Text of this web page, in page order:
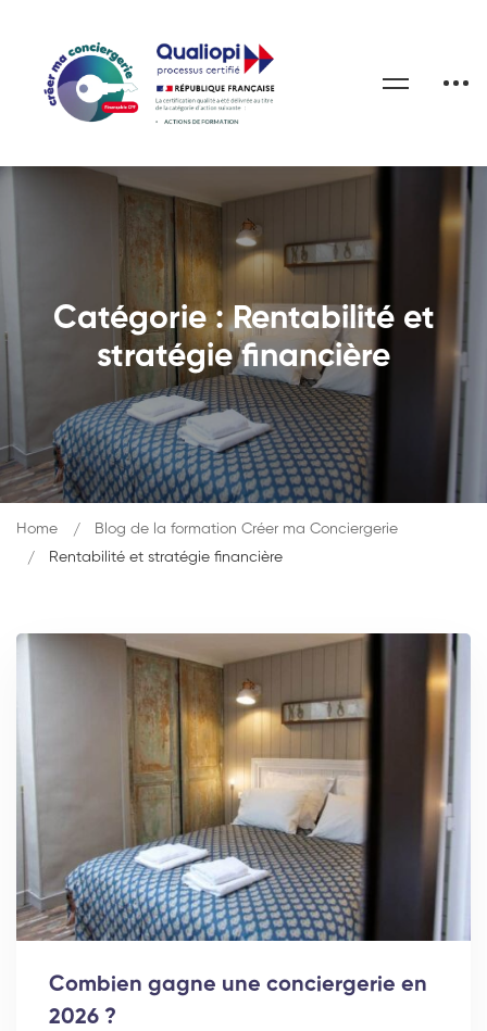
Catégorie : Rentabilité et
stratégie financière
Home
Blog de la formation Créer ma Conciergerie
Rentabilité et stratégie financière
Combien gagne une conciergerie en
2026 ?